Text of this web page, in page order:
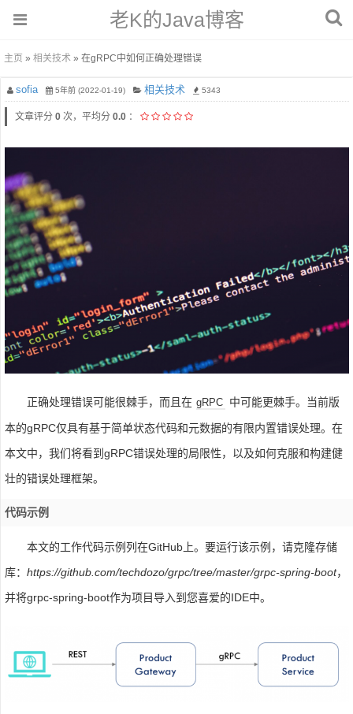
老K的Java博客
主页 » 相关技术 » 在gRPC中如何正确处理错误
sofia 5年前 (2022-01-19) 相关技术 5343
文章评分 0 次，平均分 0.0 ：
正确处理错误可能很棘手，而且在 gRPC 中可能更棘手。当前版
本的gRPC仅具有基于简单状态代码和元数据的有限内置错误处理。在
本文中，我们将看到gRPC错误处理的局限性，以及如何克服和构建健
壮的错误处理框架。
代码示例
本文的工作代码示例列在GitHub上。要运行该示例，请克隆存储
库： https://github.com/techdozo/grpc/tree/master/grpc-spring-boot，
并将grpc-spring-boot作为项目导入到您喜爱的IDE中。